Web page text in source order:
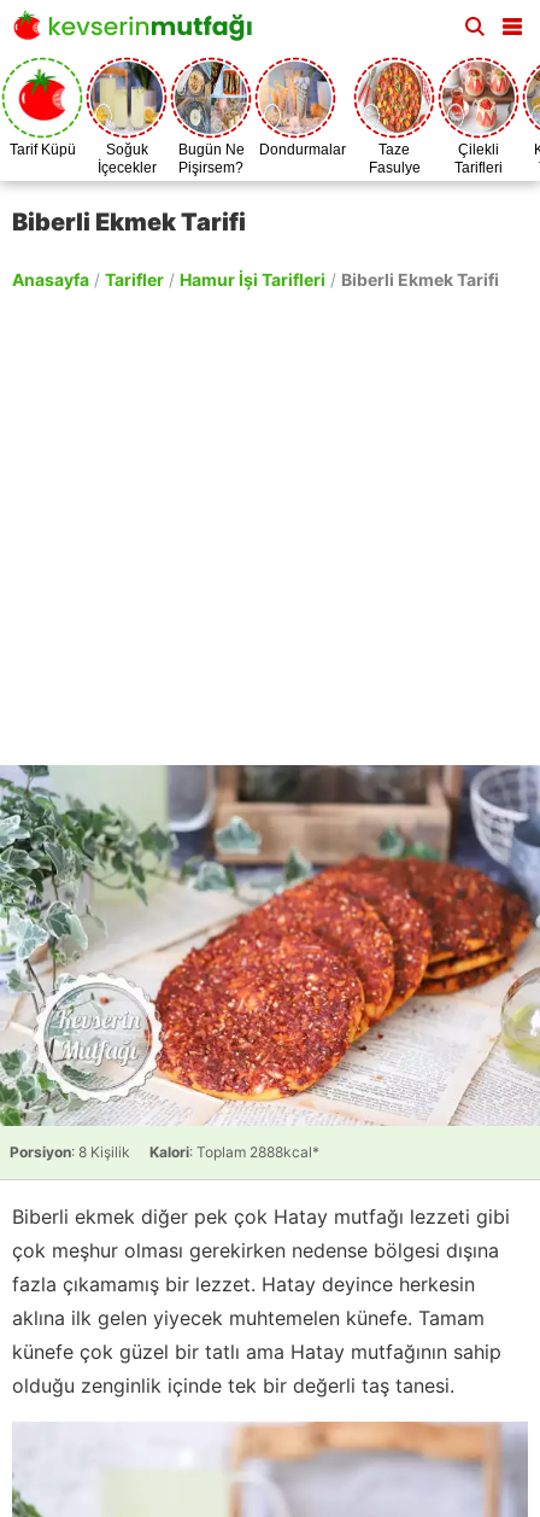
Tarif Küpü
Soğuk
İçecekler
Bugün Ne
Pişirsem?
Dondurmalar
Taze
Fasulye
Zamanı
Çilekli
Tarifleri
Biberli Ekmek Tarifi
Anasayfa / Tarifler / Hamur İşi Tarifleri / Biberli Ekmek Tarifi
Porsiyon: 8 Kişilik Kalori: Toplam 2888kcal*
Biberli ekmek diğer pek çok Hatay mutfağı lezzeti gibi
çok meşhur olması gerekirken nedense bölgesi dışına
fazla çıkamamış bir lezzet. Hatay deyince herkesin
aklına ilk gelen yiyecek muhtemelen künefe. Tamam
künefe çok güzel bir tatlı ama Hatay mutfağının sahip
olduğu zenginlik içinde tek bir değerli taş tanesi.